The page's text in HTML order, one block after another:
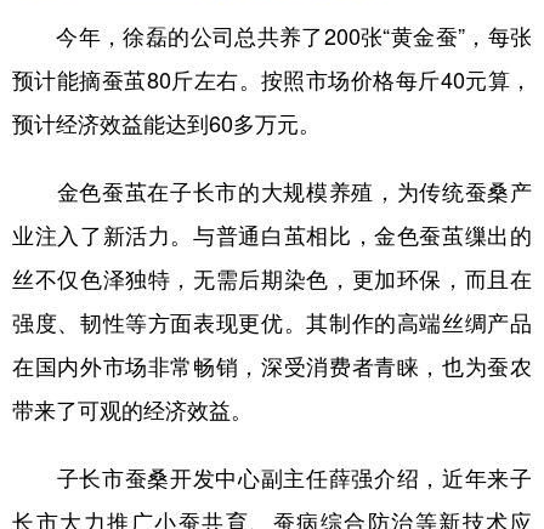
今年，徐磊的公司总共养了200张“黄金蚕”，每张
预计能摘蚕茧80斤左右。按照市场价格每斤40元算，
预计经济效益能达到60多万元。
金色蚕茧在子长市的大规模养殖，为传统蚕桑产
业注入了新活力。与普通白茧相比，金色蚕茧缫出的
丝不仅色泽独特，无需后期染色，更加环保，而且在
强度、韧性等方面表现更优。其制作的高端丝绸产品
在国内外市场非常畅销，深受消费者青睐，也为蚕农
带来了可观的经济效益。
子长市蚕桑开发中心副主任薛强介绍，近年来子
长市大力推广小蚕共育、蚕病综合防治等新技术应